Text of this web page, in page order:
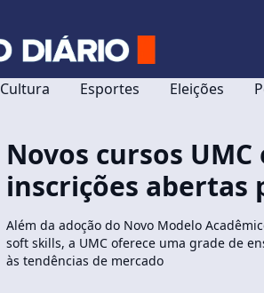
Cultura Esportes Eleições
Novos cursos
inscrições abertas
Além da adoção do Novo Modelo
soft skills, a UMC oferece uma grade de
às tendências de mercado